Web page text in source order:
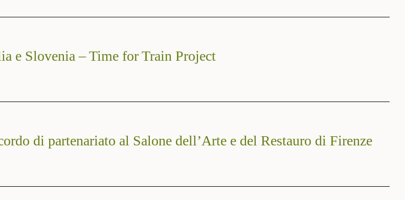
e Slovenia – Time for Train Project
di partenariato al Salone dell’Arte e del Restauro di Firenze